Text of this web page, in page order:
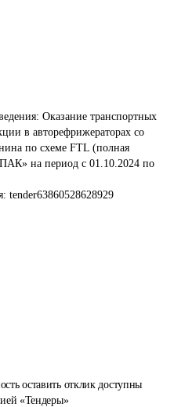
оставить отклик доступны
«Тендеры»
Оказание транспортных
в авторефрижераторах со
по схеме FTL (полная
на период с 01.10.2024 по
tender63860528628929